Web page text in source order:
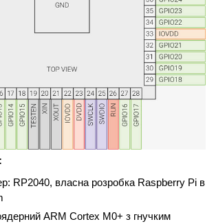
RP2040, власна розробка Raspberry Pi в
ARM Cortex M0+ з гнучким